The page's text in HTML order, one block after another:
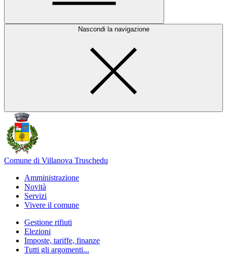
Nascondi la navigazione
Comune di Villanova Truschedu
Amministrazione
Novità
Servizi
Vivere il comune
Gestione rifiuti
Elezioni
Imposte, tariffe, finanze
Tutti gli argomenti...